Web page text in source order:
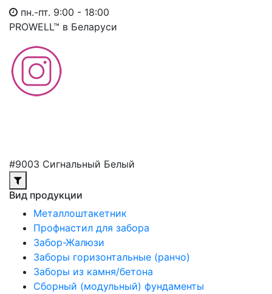
пн.-пт. 9:00 - 18:00
PROWELL™ в Беларуси
#9003 Сигнальный Белый
Вид продукции
Металлоштакетник
Профнастил для забора
Забор-Жалюзи
Заборы горизонтальные (ранчо)
Заборы из камня/бетона
Сборный (модульный) фундаменты